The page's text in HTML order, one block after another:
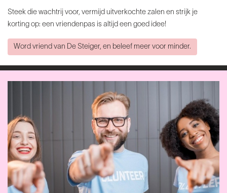
Steek die wachtrij voor, vermijd uitverkochte zalen en strijk je
korting op: een vriendenpas is altijd een goed idee!
Word vriend van De Steiger, en beleef meer voor minder.